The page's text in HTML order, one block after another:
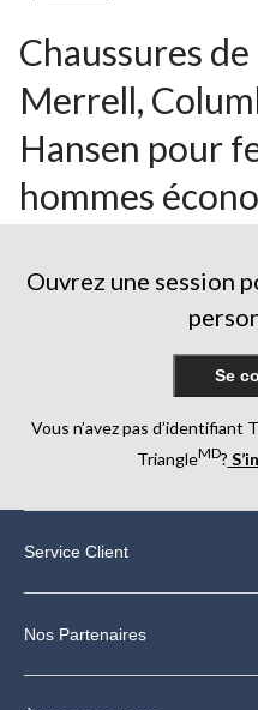
Chaussures
Merrell,
Hansen pour
hommes
Ouvrez une session
Se
Vous n’avez pas d’identifiant
TriangleMD?
Service Client
Nos Partenaires